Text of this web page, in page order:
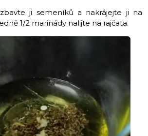
ji semeníků a nakrájejte ji na
1/2 marinády nalijte na rajčata.